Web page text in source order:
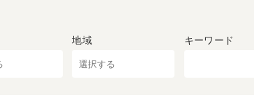
地域 キーワード